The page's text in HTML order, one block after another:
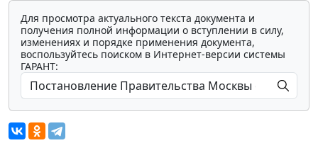
Для просмотра актуального текста документа и
получения полной информации о вступлении в силу,
изменениях и порядке применения документа,
воспользуйтесь поиском в Интернет-версии системы
ГАРАНТ: